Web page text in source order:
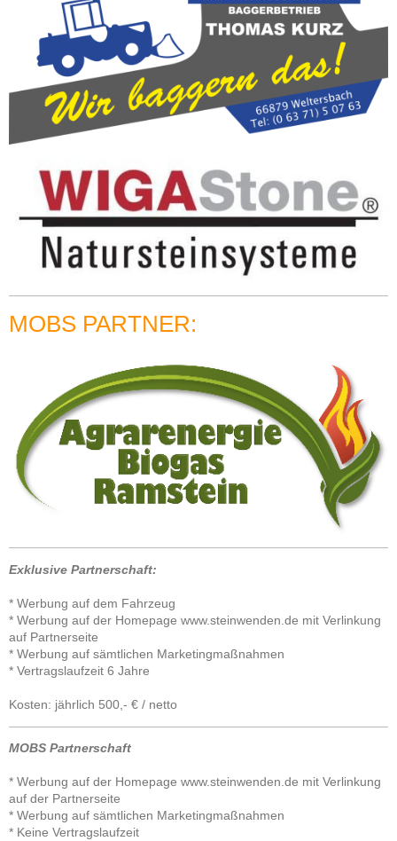
MOBS PARTNER:
Exklusive Partnerschaft:
* Werbung auf dem Fahrzeug
* Werbung auf der Homepage www.steinwenden.de mit Verlinkung
auf Partnerseite
* Werbung auf sämtlichen Marketingmaßnahmen
* Vertragslaufzeit 6 Jahre
Kosten: jährlich 500,- € / netto
MOBS Partnerschaft
* Werbung auf der Homepage www.steinwenden.de mit Verlinkung
auf der Partnerseite
* Werbung auf sämtlichen Marketingmaßnahmen
* Keine Vertragslaufzeit